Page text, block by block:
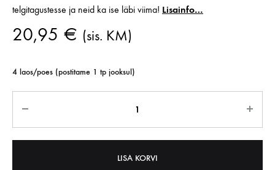
telgitagustesse ja neid ka ise läbi viima! Lisainfo…
20,95 € (sis. KM)
4 laos/poes (postitame 1 tp jooksul)
LISA KORVI